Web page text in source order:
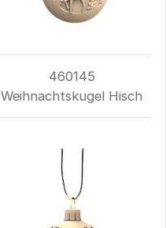
460145
Weihnachtskugel Hisch